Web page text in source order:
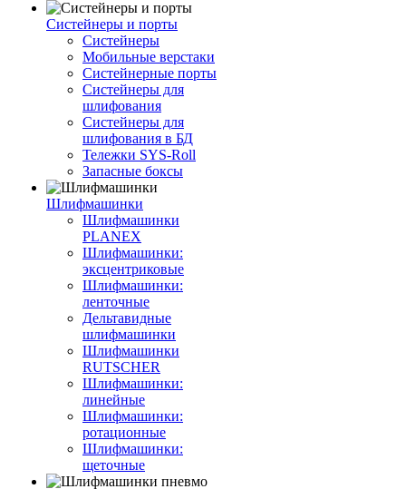
Систейнеры и порты
Систейнеры
Мобильные верстаки
Систейнерные порты
Систейнеры для
шлифования
Систейнеры для
шлифования в БД
Тележки SYS-Roll
Запасные боксы
Шлифмашинки
Шлифмашинки
PLANEX
Шлифмашинки:
эксцентриковые
Шлифмашинки:
ленточные
Дельтавидные
шлифмашинки
Шлифмашинки
RUTSCHER
Шлифмашинки:
линейные
Шлифмашинки:
ротационные
Шлифмашинки:
щеточные